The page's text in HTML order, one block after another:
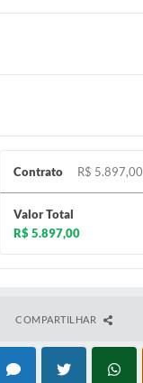
Contrato
R$ 5.897,00
Valor Total
R$ 5.897,00
COMPARTILHAR